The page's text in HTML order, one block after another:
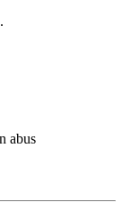
.
abus